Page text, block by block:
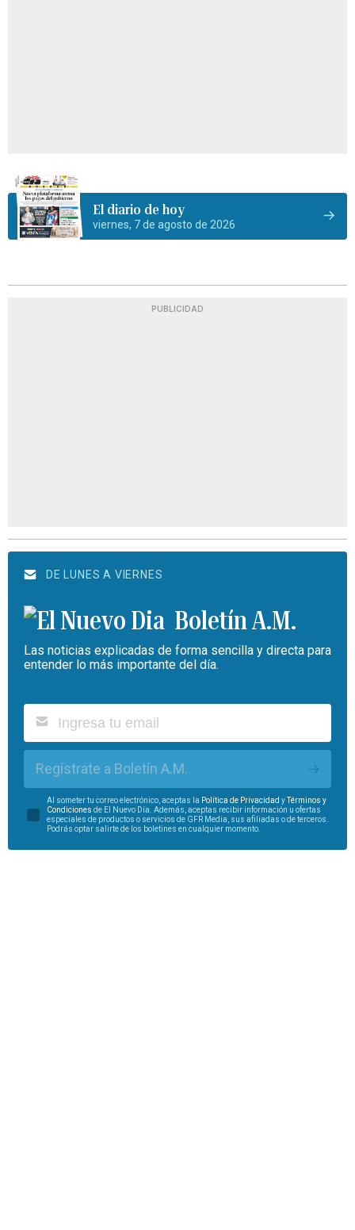
El diario de hoy
viernes, 7 de agosto de 2026
PUBLICIDAD
DE LUNES A VIERNES
Boletín A.M.
Las noticias explicadas de forma sencilla y directa para
entender lo más importante del día.
Regístrate a Boletín A.M.
Al someter tu correo electrónico, aceptas la Política de Privacidad yTérminos y
Condiciones de El Nuevo Día. Además, aceptas recibir información u ofertas
especiales de productos o servicios de GFR Media, sus afiliadas o de terceros.
Podrás optar salirte de los boletines en cualquier momento.